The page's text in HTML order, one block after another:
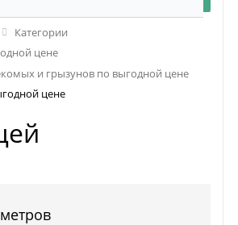
Категории
цене
и грызунов по выгодной цене
цене